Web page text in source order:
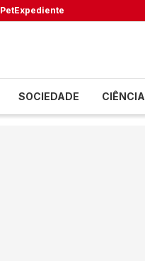
PetExpediente
SOCIEDADE CIÊNCIA